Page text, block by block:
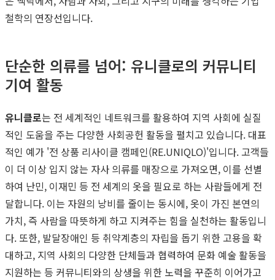
철학의 연장선입니다.
단순한 의류를 넘어: 유니클로의 커뮤니티
기여 활동
유니클로는 전 세계적인 네트워크를 활용하여 지역 사회에 실질
적인 도움을 주는 다양한 사회공헌 활동을 펼치고 있습니다. 대표
적인 예가 '전 상품 리사이클 캠페인(RE.UNIQLO)'입니다. 고객들
이 더 이상 입지 않는 자사 의류를 매장으로 가져오면, 이를 선별
하여 난민, 이재민 등 전 세계의 옷을 필요로 하는 사람들에게 전
달합니다. 이는 자원의 낭비를 줄이는 동시에, 옷이 가진 본연의
가치, 즉 사람을 따뜻하게 하고 지켜주는 힘을 실천하는 활동입니
다. 또한, 발달장애인 등 취약계층의 자립을 돕기 위한 고용을 확
대하고, 지역 사회의 다양한 단체들과 협력하여 문화 예술 활동을
지원하는 등 커뮤니티와의 상생을 위한 노력을 꾸준히 이어가고